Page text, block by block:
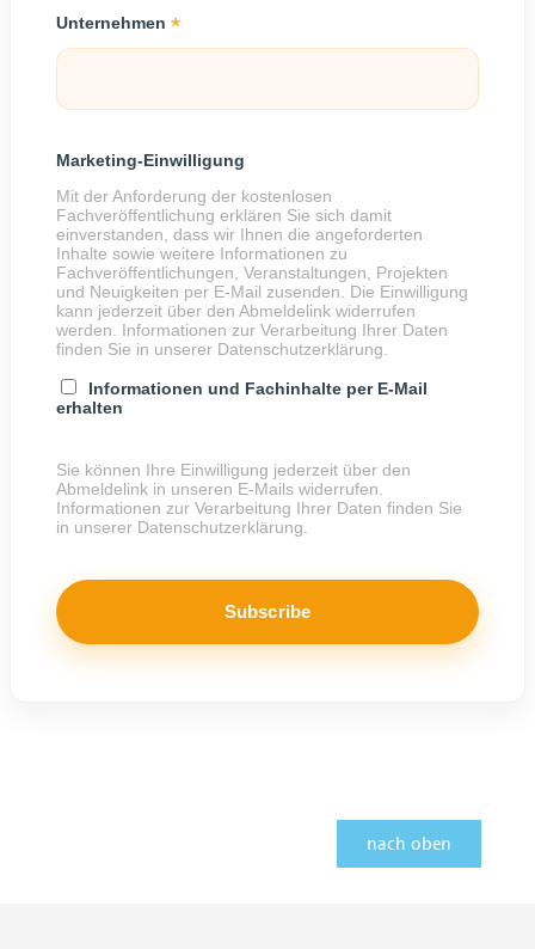
Unternehmen*
Marketing-Einwilligung
Mit der Anforderung der kostenlosen
Fachveröffentlichung erklären Sie sich damit
einverstanden, dass wir Ihnen die angeforderten
Inhalte sowie weitere Informationen zu
Fachveröffentlichungen, Veranstaltungen, Projekten
und Neuigkeiten per E-Mail zusenden. Die Einwilligung
kann jederzeit über den Abmeldelink widerrufen
werden. Informationen zur Verarbeitung Ihrer Daten
finden Sie in unserer Datenschutzerklärung.
Informationen und Fachinhalte per E-Mail
erhalten
Sie können Ihre Einwilligung jederzeit über den
Abmeldelink in unseren E-Mails widerrufen.
Informationen zur Verarbeitung Ihrer Daten finden Sie
in unserer Datenschutzerklärung.
nach oben